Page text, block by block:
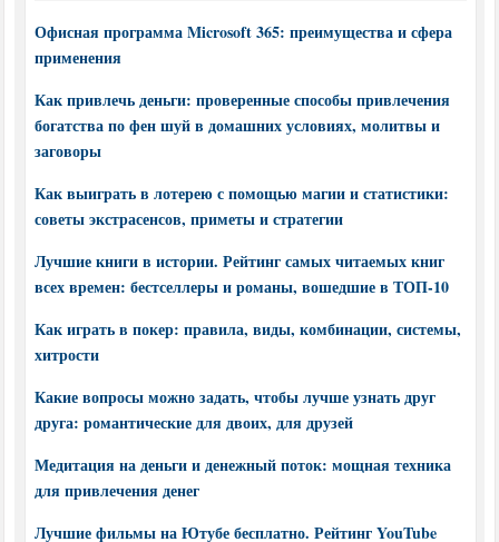
Офисная программа Microsoft 365: преимущества и сфера
применения
Как привлечь деньги: проверенные способы привлечения
богатства по фен шуй в домашних условиях, молитвы и
заговоры
Как выиграть в лотерею с помощью магии и статистики:
советы экстрасенсов, приметы и стратегии
Лучшие книги в истории. Рейтинг самых читаемых книг
всех времен: бестселлеры и романы, вошедшие в ТОП-10
Как играть в покер: правила, виды, комбинации, системы,
хитрости
Какие вопросы можно задать, чтобы лучше узнать друг
друга: романтические для двоих, для друзей
Медитация на деньги и денежный поток: мощная техника
для привлечения денег
Лучшие фильмы на Ютубе бесплатно. Рейтинг YouTube